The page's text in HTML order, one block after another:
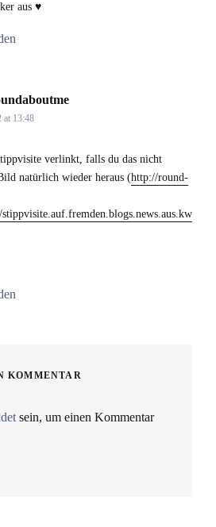
aus ♥
at 13:48
verlinkt, falls du das nicht
natürlich wieder heraus (http://round-
KOMMENTAR
sein, um einen Kommentar